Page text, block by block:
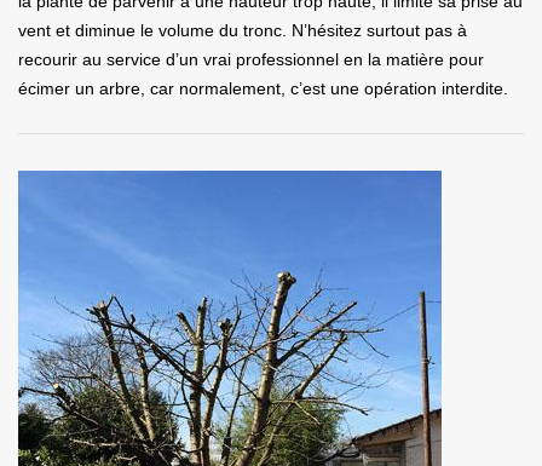
vent et diminue le volume du tronc. N’hésitez surtout pas à
recourir au service d’un vrai professionnel en la matière pour
écimer un arbre, car normalement, c’est une opération interdite.